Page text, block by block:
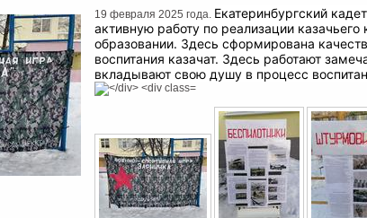
19 февраля 2025 года. ️Екатеринбургский
активную работу по реализации казачьего
образовании. Здесь сформирована
воспитания казачат. Здесь работают
вкладывают свою душу в процесс